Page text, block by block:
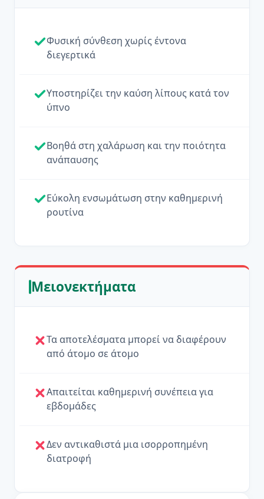
Φυσική σύνθεση χωρίς έντονα
διεγερτικά
Υποστηρίζει την καύση λίπους κατά τον
ύπνο
Βοηθά στη χαλάρωση και την ποιότητα
ανάπαυσης
Εύκολη ενσωμάτωση στην καθημερινή
ρουτίνα
Μειονεκτήματα
Τα αποτελέσματα μπορεί να διαφέρουν
από άτομο σε άτομο
Απαιτείται καθημερινή συνέπεια για
εβδομάδες
Δεν αντικαθιστά μια ισορροπημένη
διατροφή